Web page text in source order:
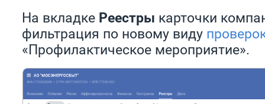
На вкладке Реестры карточки
фильтрация по новому виду
«Профилактическое мероприятие».